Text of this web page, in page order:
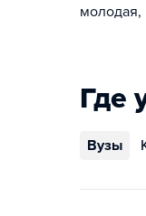
молодая,
Где
Вузы